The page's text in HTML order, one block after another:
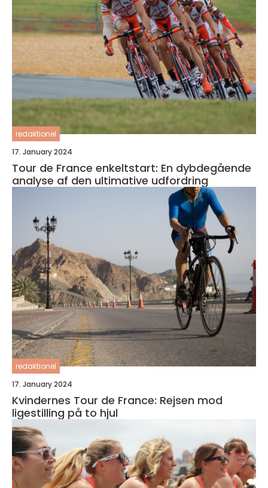
redaktionel
17. January 2024
Tour de France enkeltstart: En dybdegående
analyse af den ultimative udfordring
redaktionel
17. January 2024
Kvindernes Tour de France: Rejsen mod
ligestilling på to hjul